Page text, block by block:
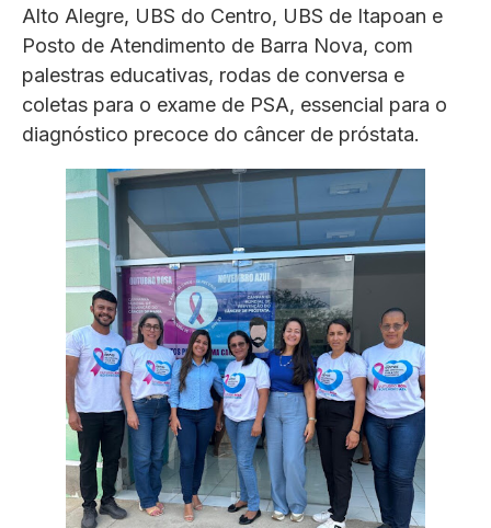
Alto Alegre, UBS do Centro, UBS de Itapoan e
Posto de Atendimento de Barra Nova, com
palestras educativas, rodas de conversa e
coletas para o exame de PSA, essencial para o
diagnóstico precoce do câncer de próstata.